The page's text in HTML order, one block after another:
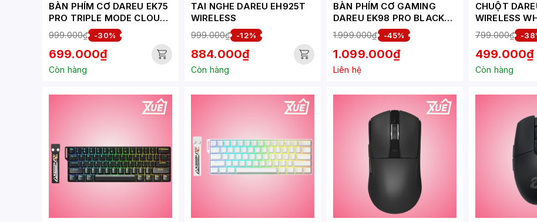
BÀN PHÍM CƠ DAREU EK75
PRO TRIPLE MODE CLOUDY
AQUA DAREU DREAM
SWITCH
999.000₫ -30%
699.000₫
Còn hàng
TAI NGHE DAREU EH925T
WIRELESS
999.000₫ -12%
884.000₫
Còn hàng
BÀN PHÍM CƠ GAMING
DAREU EK98 PRO BLACK
GOLDEN_CLOUD SWITCH
1.999.000₫ -45%
1.099.000₫
Liên hệ
CHUỘT
WIRELESS
799.000₫ -
499.000₫
Còn hàng